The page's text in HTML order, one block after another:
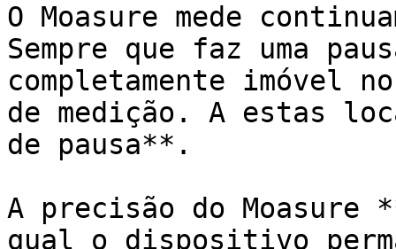
O Moasure mede
Sempre que faz uma
completamente imóvel
de medição. A estas
de pausa**.
A precisão do Moasure
qual o dispositivo